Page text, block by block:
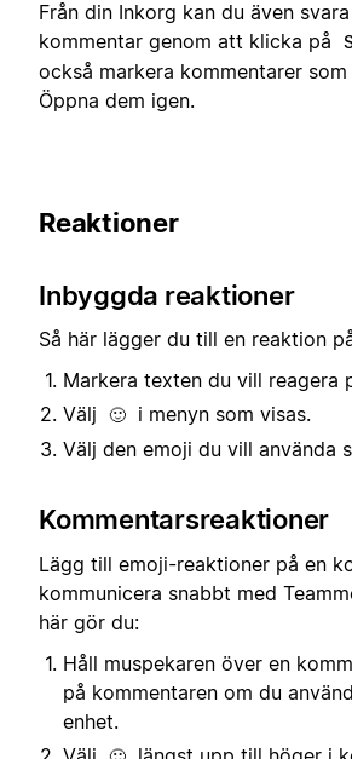
Från din Inkorg kan du även
kommentar genom att klicka på
också markera kommentarer
Öppna dem igen.
Reaktioner
Inbyggda reaktioner
Så här lägger du till en reaktion
Markera texten du vill reagera
Välj
🙂
i menyn som visas.
Välj den emoji du vill använda
Kommentarsreaktioner
Lägg till emoji-reaktioner på en
kommunicera snabbt med
här gör du:
Håll muspekaren över en
på kommentaren om du
enhet.